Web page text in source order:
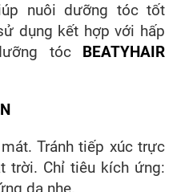
nuôi dưỡng tóc tốt
dụng kết hợp với hấp
tóc BEATYHAIR
Tránh tiếp xúc trực
trời. Chỉ tiêu kích ứng:
da nhẹ.